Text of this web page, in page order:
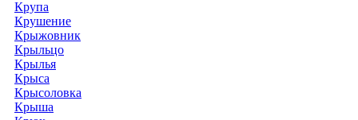
Крупа
Крушение
Крыжовник
Крыльцо
Крылья
Крыса
Крысоловка
Крыша